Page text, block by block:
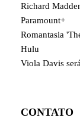
Richard
Paramount+
Romantasia
Hulu
Viola Davis
CONTATO